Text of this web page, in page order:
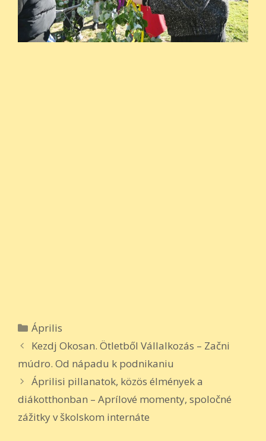
Kategória
Április
Bejegyzés
navigáció
Kezdj Okosan. Ötletből Vállalkozás – Začni
múdro. Od nápadu k podnikaniu
Áprilisi pillanatok, közös élmények a
diákotthonban – Aprílové momenty, spoločné
zážitky v školskom internáte